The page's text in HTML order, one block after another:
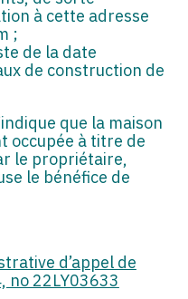
à cette adresse
;
de la date
de construction de
que la maison
occupée à titre de
le propriétaire,
le bénéfice de
d’appel de
no 22LY03633